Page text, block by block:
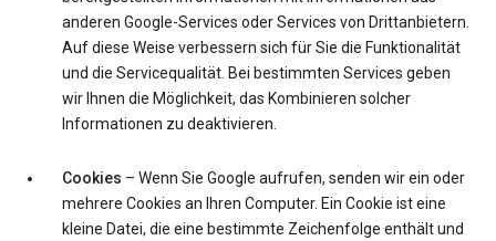
anderen Google-Services oder Services von Drittanbietern.
Auf diese Weise verbessern sich für Sie die Funktionalität
und die Servicequalität. Bei bestimmten Services geben
wir Ihnen die Möglichkeit, das Kombinieren solcher
Informationen zu deaktivieren.
Cookies – Wenn Sie Google aufrufen, senden wir ein oder
mehrere Cookies an Ihren Computer. Ein Cookie ist eine
kleine Datei, die eine bestimmte Zeichenfolge enthält und